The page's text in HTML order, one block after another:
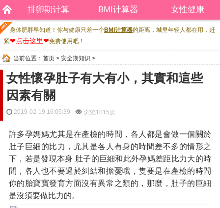
排卵期计算 BMI计算器 女性健康
身体肥胖早知道！你与健康只差一个BMI计算器的距离，城里年轻人都在用，赶
紧❤点击这里❤免费使用吧！
当前位置： 首页 > 安全期知识 >
女性懷孕肚子有大有小，其實和這些
因素有關
2019-02-19 16:05:39 浏览1015次
許多孕媽媽尤其是在產檢的時間，各人都是會做一個關於
肚子巨細的比力，尤其是各人有身的時間差不多的情形之
下，若是發現本身 肚子的巨細和此外孕媽差距比力大的時
間，各人也不要過於糾結和擔憂哦，隻要是在產檢的時間
你的胎寶寶發育方面沒有異常之類的，那麼，肚子的巨細
是沒須要做比力的。